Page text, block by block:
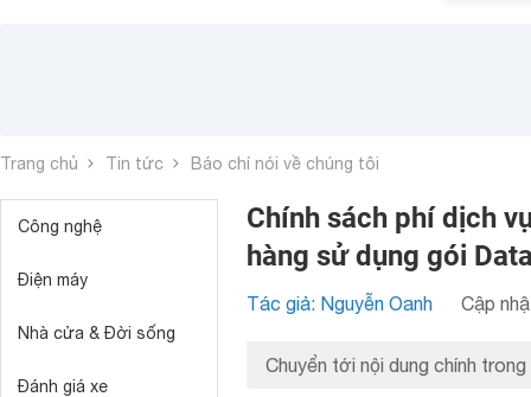
Trang chủ Tin tức Báo chí nói về chúng tôi
Công nghệ
Điện máy
Nhà cửa & Đời sống
Đánh giá xe
Chính sách phí dịch
hàng sử dụng gói
Tác giả: Nguyễn Oanh Cập
Chuyển tới nội dung chính trong